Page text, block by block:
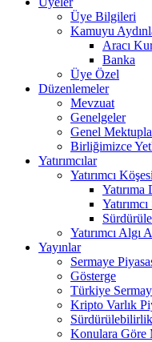
Üye Bilgileri
Kamuyu
Aracı
Banka
Üye Özel
Düzenlemeler
Mevzuat
Genelgeler
Genel
Birliğimizce
Yatırımcılar
Yatırımcı Köşesi
Yatırıma
Yatırımcı Algı
Yayınlar
Sermaye
Gösterge
Türkiye
Kripto Varlık
Sürdürülebilirlik
Konulara Göre